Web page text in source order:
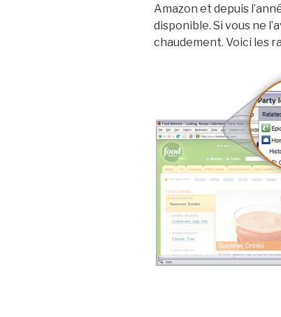
Amazon et depuis
disponible. Si vous ne
chaudement. Voici les